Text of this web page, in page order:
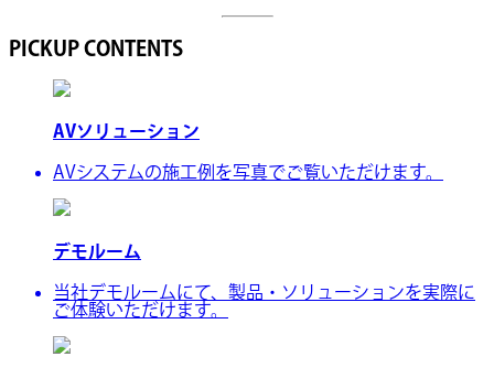
PICKUP CONTENTS
AVソリューション
AVシステムの施工例を写真でご覧いただけます。
デモルーム
当社デモルームにて、製品・ソリューションを実際に
ご体験いただけます。